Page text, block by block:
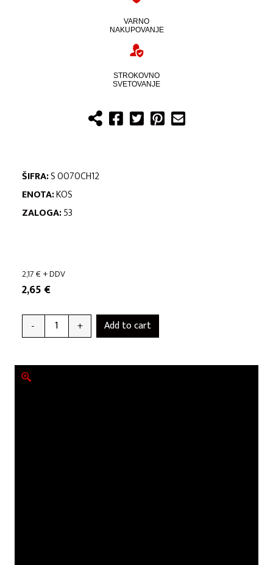
VARNO
NAKUPOVANJE
STROKOVNO
SVETOVANJE
ŠIFRA:S 0070CH12
ENOTA:KOS
ZALOGA:53
2,17€+ DDV
2,65 €
- + Add to cart